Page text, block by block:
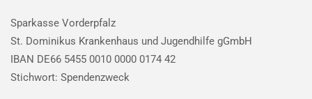
Sparkasse Vorderpfalz
St. Dominikus Krankenhaus und Jugendhilfe gGmbH
IBAN DE66 5455 0010 0000 0174 42
Stichwort: Spendenzweck